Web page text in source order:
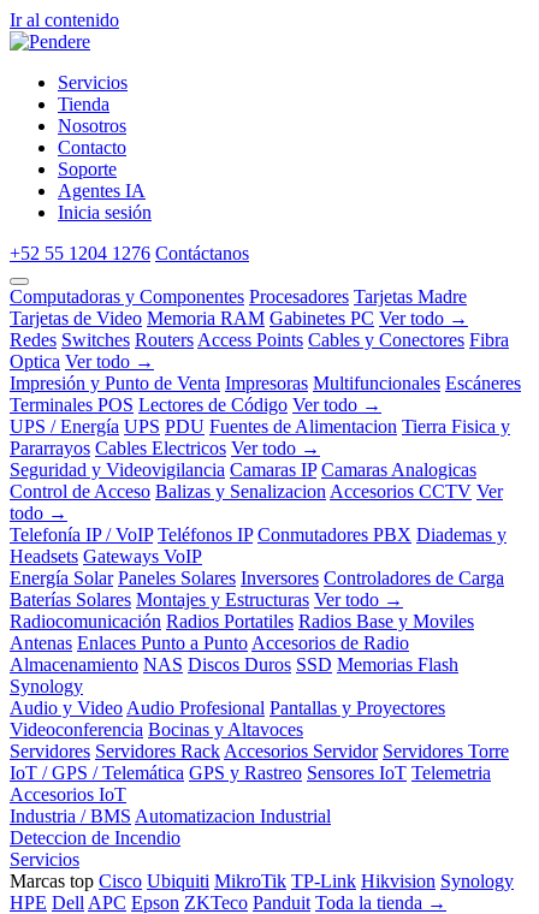
Ir al contenido
Servicios
Tienda
Nosotros
Contacto
Soporte
Agentes IA
Inicia sesión
+52 55 1204 1276 Contáctanos
Computadoras y Componentes Procesadores Tarjetas Madre
Tarjetas de Video Memoria RAM Gabinetes PC Ver todo →
Redes Switches Routers Access Points Cables y Conectores Fibra
Optica Ver todo →
Impresión y Punto de Venta Impresoras Multifuncionales Escáneres
Terminales POS Lectores de Código Ver todo →
UPS / Energía UPS PDU Fuentes de Alimentacion Tierra Fisica y
Pararrayos Cables Electricos Ver todo →
Seguridad y Videovigilancia Camaras IP Camaras Analogicas
Control de Acceso Balizas y Senalizacion Accesorios CCTV Ver
todo →
Telefonía IP / VoIP Teléfonos IP Conmutadores PBX Diademas y
Headsets Gateways VoIP
Energía Solar Paneles Solares Inversores Controladores de Carga
Baterías Solares Montajes y Estructuras Ver todo →
Radiocomunicación Radios Portatiles Radios Base y Moviles
Antenas Enlaces Punto a Punto Accesorios de Radio
Almacenamiento NAS Discos Duros SSD Memorias Flash
Synology
Audio y Video Audio Profesional Pantallas y Proyectores
Videoconferencia Bocinas y Altavoces
Servidores Servidores Rack Accesorios Servidor Servidores Torre
IoT / GPS / Telemática GPS y Rastreo Sensores IoT Telemetria
Accesorios IoT
Industria / BMS Automatizacion Industrial
Deteccion de Incendio
Servicios
Marcas top Cisco Ubiquiti MikroTik TP-Link Hikvision Synology
HPE Dell APC Epson ZKTeco Panduit Toda la tienda →